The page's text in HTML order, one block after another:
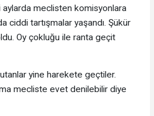
meclisten komisyonlara
ciddi tartışmalar yaşandı. Şükür
Oy çokluğu ile ranta geçit
yine harekete geçtiler.
mecliste evet denilebilir diye